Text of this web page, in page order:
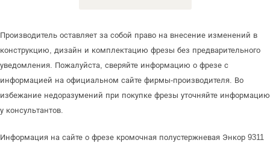
Производитель оставляет за собой право на внесение изменений в
конструкцию, дизайн и комплектацию фрезы без предварительного
уведомления. Пожалуйста, сверяйте информацию о фрезе с
информацией на официальном сайте фирмы-производителя. Во
избежание недоразумений при покупке фрезы уточняйте информацию
у консультантов.
Информация на сайте о фрезе кромочная полустержневая Энкор 9311